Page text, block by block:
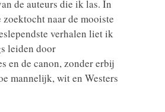
de auteurs die ik las. In
zoektocht naar de mooiste
verhalen liet ik
leiden door
en de canon, zonder erbij
mannelijk, wit en Westers